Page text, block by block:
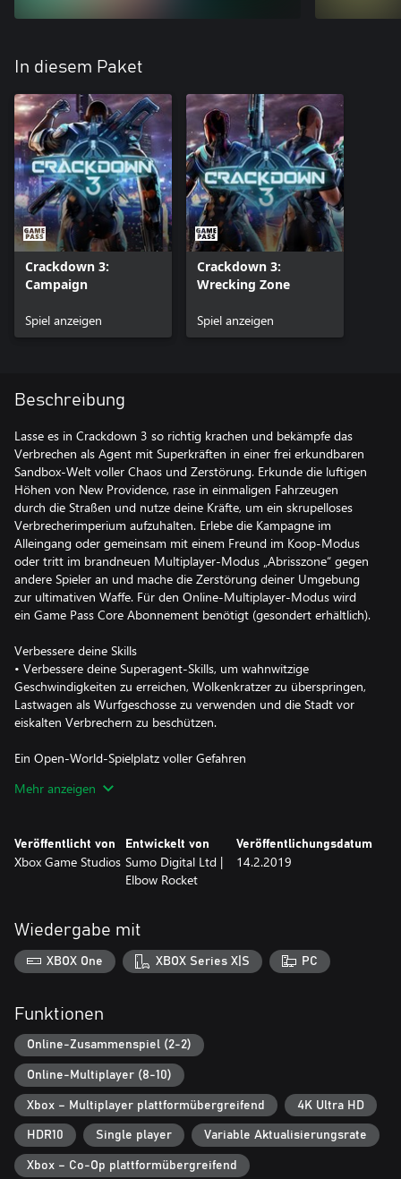
In diesem Paket
Crackdown 3:
Campaign
Spiel anzeigen
Crackdown 3:
Wrecking Zone
Spiel anzeigen
Beschreibung
Lasse es in Crackdown 3 so richtig krachen und bekämpfe das
Verbrechen als Agent mit Superkräften in einer frei erkundbaren
Sandbox-Welt voller Chaos und Zerstörung. Erkunde die luftigen
Höhen von New Providence, rase in einmaligen Fahrzeugen
durch die Straßen und nutze deine Kräfte, um ein skrupelloses
Verbrecherimperium aufzuhalten. Erlebe die Kampagne im
Alleingang oder gemeinsam mit einem Freund im Koop-Modus
oder tritt im brandneuen Multiplayer-Modus „Abrisszone“ gegen
andere Spieler an und mache die Zerstörung deiner Umgebung
zur ultimativen Waffe. Für den Online-Multiplayer-Modus wird
ein Game Pass Core Abonnement benötigt (gesondert erhältlich).
Verbessere deine Skills
• Verbessere deine Superagent-Skills, um wahnwitzige
Geschwindigkeiten zu erreichen, Wolkenkratzer zu überspringen,
Lastwagen als Wurfgeschosse zu verwenden und die Stadt vor
eiskalten Verbrechern zu beschützen.
Ein Open-World-Spielplatz voller Gefahren
riesige, vertikale Welt zu erkunden, Schurken zu unterwandern
Sag dem Verbrechen den Kampf an
• Locke rachgierige Schurken aus ihren Verstecken hervor, indem
du Ziele erfüllst, ihre Geschäfte störst und hochrangige Schergen
Neue Multiplayer-„Abrisszone“
• In Crackdown 3 gibt es einen brandneuen, actiongeladenen
Wettkampf mit verschiedenen Modi, in dem du die Zerstörung
Rivalen machen kannst.
***Für den Online-Multiplayer auf Xbox One ist eine Game Pass
Core-Mitgliedschaft erforderlich (separat erhältlich). Spielen ist
nur auf einem Gerät gleichzeitig möglich. Die
Systemanforderungen für Windows 10 können abweichen. Die
Funktionen von Enhanced für Xbox One X werden in einem
Inhaltsupdate verfügbar gemacht. Weitere Informationen sind
auf xbox.com/enhanced erhältlich. Die spezifischen
Verbesserungen sind von Spiel zu Spiel unterschiedlich.
Mehr anzeigen
Veröffentlicht von
Xbox Game Studios
Entwickelt von
Sumo Digital Ltd |
Elbow Rocket
Veröffentlichungsdatum
14.2.2019
Wiedergabe mit
XBOX One XBOX Series X|S PC
Funktionen
Online-Zusammenspiel (2-2)
Online-Multiplayer (8-10)
Xbox – Multiplayer plattformübergreifend 4K Ultra HD
HDR10 Single player Variable Aktualisierungsrate
Xbox – Co-Op plattformübergreifend